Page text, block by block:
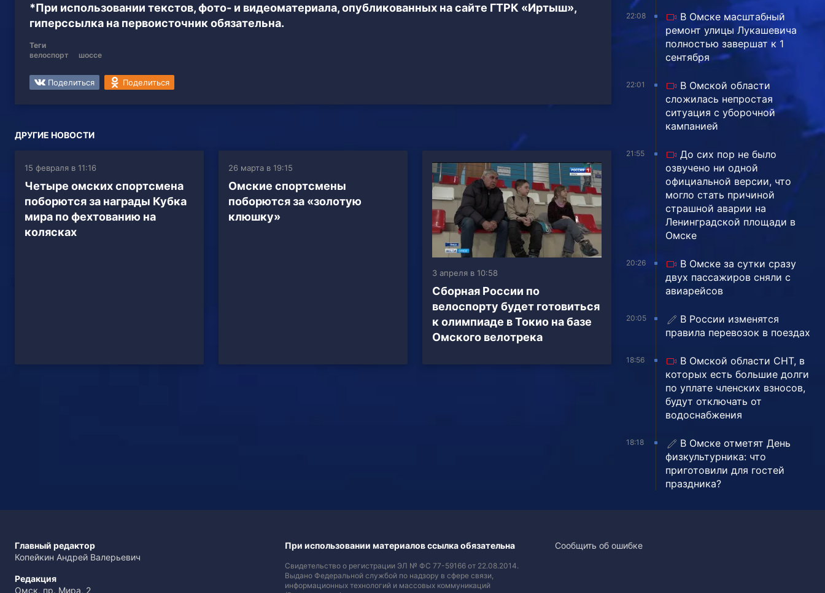
*При использовании текстов, фото- и видеоматериала, опубликованных на сайте ГТРК «Иртыш»,
гиперссылка на первоисточник обязательна.
Теги
велоспорт
шоссе
Поделиться Поделиться
ДРУГИЕ НОВОСТИ
15 февраля в 11:16
Четыре омских спортсмена
поборются за награды Кубка
мира по фехтованию на
колясках
26 марта в 19:15
Омские спортсмены
поборются за «золотую
клюшку»
3 апреля в 10:58
Сборная России по
велоспорту будет готовиться
к олимпиаде в Токио на базе
Омского велотрека
22:08
В Омске масштабный
ремонт улицы Лукашевича
полностью завершат к 1
сентября
22:01
В Омской области
сложилась непростая
ситуация с уборочной
кампанией
21:55
До сих пор не было
озвучено ни одной
официальной версии, что
могло стать причиной
страшной аварии на
Ленинградской площади в
Омске
20:26
В Омске за сутки сразу
двух пассажиров сняли с
авиарейсов
20:05
В России изменятся
правила перевозок в поездах
18:56
В Омской области СНТ, в
которых есть большие долги
по уплате членских взносов,
будут отключать от
водоснабжения
18:18
В Омске отметят День
физкультурника: что
приготовили для гостей
праздника?
Главный редактор
Копейкин Андрей Валерьевич
Редакция
Омск, пр. Мира, 2
При использовании материалов ссылка обязательна
Свидетельство о регистрации ЭЛ № ФС 77-59166 от 22.08.2014.
Выдано Федеральной службой по надзору в сфере связи,
информационных технологий и массовых коммуникаций
Сообщить об ошибке